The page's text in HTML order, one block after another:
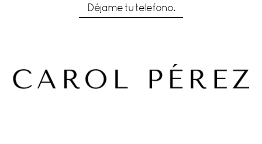
Déjame tu telefono.